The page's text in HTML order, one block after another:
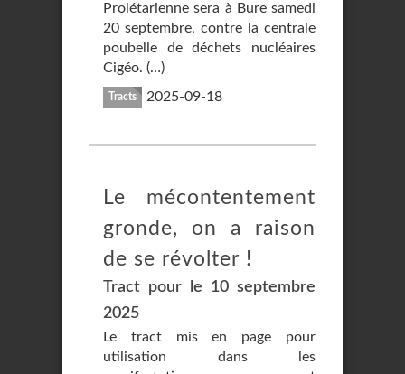
Prolétarienne sera à Bure samedi
20 septembre, contre la centrale
poubelle de déchets nucléaires
Cigéo. (…)
Tracts 2025-09-18
Le mécontentement
gronde, on a raison
de se révolter !
Tract pour le 10 septembre
2025
Le tract mis en page pour
utilisation dans les